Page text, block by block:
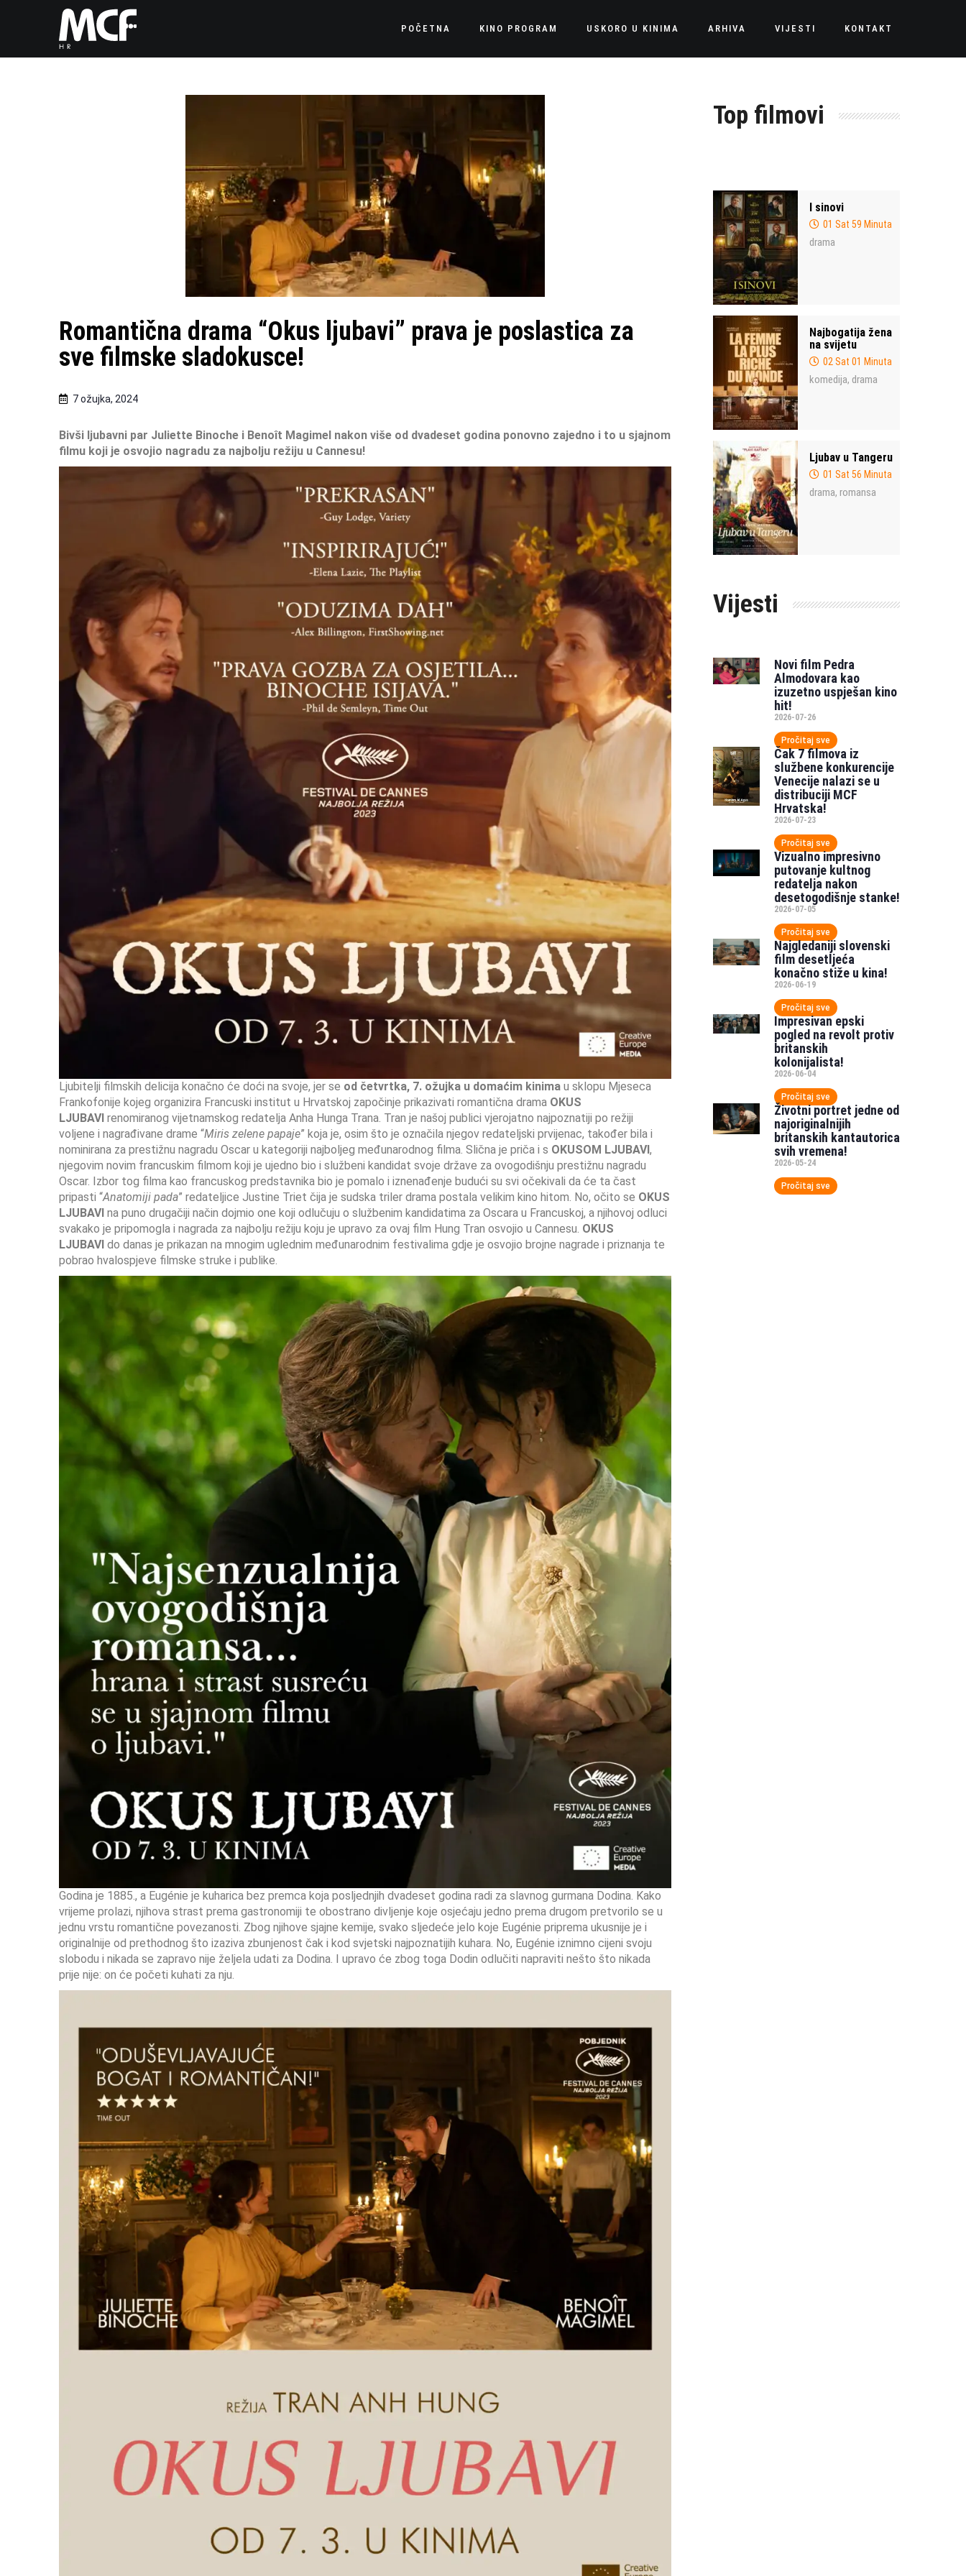
POČETNA KINO PROGRAM USKORO U KINIMA ARHIVA VIJESTI KONTAKT
Romantična drama “Okus ljubavi” prava je poslastica za
sve filmske sladokusce!
7 ožujka, 2024
Bivši ljubavni par Juliette Binoche i Benoît Magimel nakon više od dvadeset godina ponovno zajedno i to u sjajnom
filmu koji je osvojio nagradu za najbolju režiju u Cannesu!
Ljubitelji filmskih delicija konačno će doći na svoje, jer se od četvrtka, 7. ožujka u domaćim kinima u sklopu Mjeseca
Frankofonije kojeg organizira Francuski institut u Hrvatskoj započinje prikazivati romantična drama OKUS
LJUBAVI renomiranog vijetnamskog redatelja Anha Hunga Trana. Tran je našoj publici vjerojatno najpoznatiji po režiji
voljene i nagrađivane drame “Miris zelene papaje” koja je, osim što je označila njegov redateljski prvijenac, također bila i
nominirana za prestižnu nagradu Oscar u kategoriji najboljeg međunarodnog filma. Slična je priča i s OKUSOM LJUBAVI,
njegovim novim francuskim filmom koji je ujedno bio i službeni kandidat svoje države za ovogodišnju prestižnu nagradu
Oscar. Izbor tog filma kao francuskog predstavnika bio je pomalo i iznenađenje budući su svi očekivali da će ta čast
pripasti “Anatomiji pada” redateljice Justine Triet čija je sudska triler drama postala velikim kino hitom. No, očito se OKUS
LJUBAVI na puno drugačiji način dojmio one koji odlučuju o službenim kandidatima za Oscara u Francuskoj, a njihovoj odluci
svakako je pripomogla i nagrada za najbolju režiju koju je upravo za ovaj film Hung Tran osvojio u Cannesu. OKUS
LJUBAVI do danas je prikazan na mnogim uglednim međunarodnim festivalima gdje je osvojio brojne nagrade i priznanja te
pobrao hvalospjeve filmske struke i publike.
Godina je 1885., a Eugénie je kuharica bez premca koja posljednjih dvadeset godina radi za slavnog gurmana Dodina. Kako
vrijeme prolazi, njihova strast prema gastronomiji te obostrano divljenje koje osjećaju jedno prema drugom pretvorilo se u
jednu vrstu romantične povezanosti. Zbog njihove sjajne kemije, svako sljedeće jelo koje Eugénie priprema ukusnije je i
originalnije od prethodnog što izaziva zbunjenost čak i kod svjetski najpoznatijih kuhara. No, Eugénie iznimno cijeni svoju
slobodu i nikada se zapravo nije željela udati za Dodina. I upravo će zbog toga Dodin odlučiti napraviti nešto što nikada
prije nije: on će početi kuhati za nju.
Top filmovi
I sinovi
01 Sat 59 Minuta
drama
Najbogatija žena
na svijetu
02 Sat 01 Minuta
komedija, drama
Ljubav u Tangeru
01 Sat 56 Minuta
drama, romansa
Vijesti
Novi film Pedra
Almodovara kao
izuzetno uspješan kino
hit!
2026-07-26
Pročitaj sve
Čak 7 filmova iz
službene konkurencije
Venecije nalazi se u
distribuciji MCF
Hrvatska!
2026-07-23
Pročitaj sve
Vizualno impresivno
putovanje kultnog
redatelja nakon
desetogodišnje stanke!
2026-07-05
Pročitaj sve
Najgledaniji slovenski
film desetljeća
konačno stiže u kina!
2026-06-19
Pročitaj sve
Impresivan epski
pogled na revolt protiv
britanskih
kolonijalista!
2026-06-04
Pročitaj sve
Životni portret jedne od
najoriginalnijih
britanskih kantautorica
svih vremena!
2026-05-24
Pročitaj sve